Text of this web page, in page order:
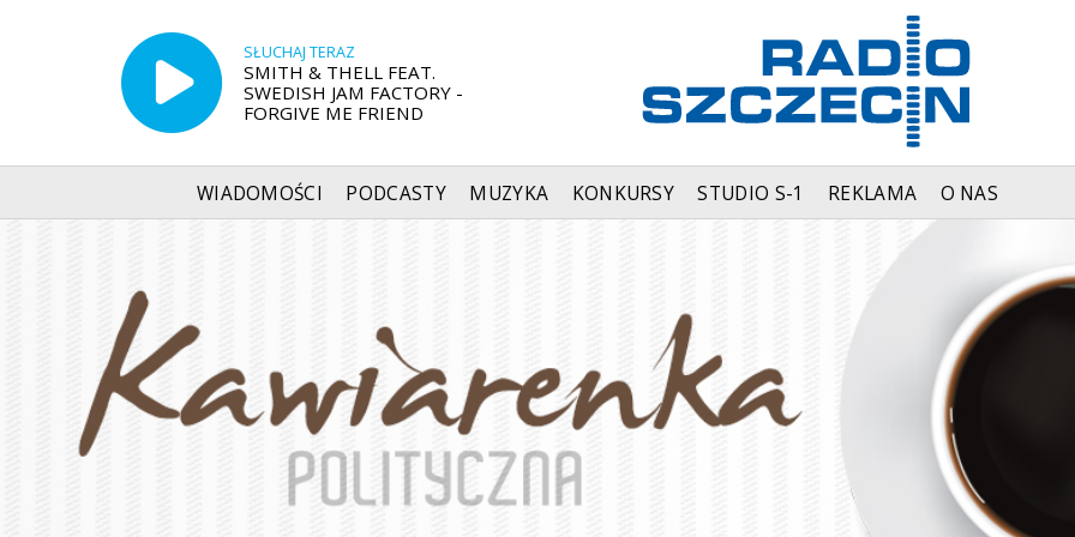
SŁUCHAJ TERAZ
SMITH & THELL FEAT.
SWEDISH JAM FACTORY -
FORGIVE ME FRIEND
WIADOMOŚCI PODCASTY MUZYKA KONKURSY STUDIO S-1 REKLAMA O NAS